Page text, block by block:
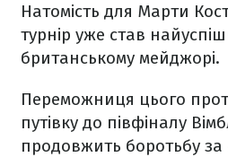
Натомість для Марти
турнір уже став
британському мейджорі.
Переможниця цього
путівку до півфіналу
продовжить боротьбу